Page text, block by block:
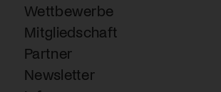
Wettbewerbe
Mitgliedschaft
Partner
Newsletter